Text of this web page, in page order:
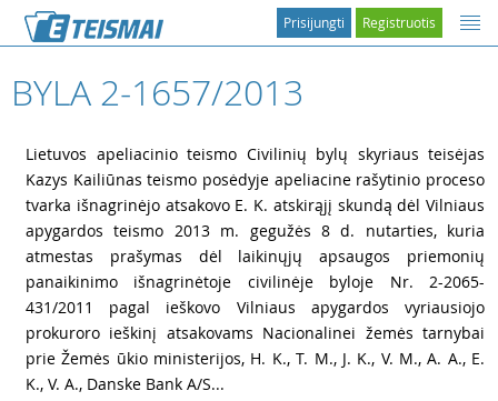
Registruotis
Prisijungti
BYLA 2-1657/2013
Lietuvos apeliacinio teismo Civilinių bylų skyriaus teisėjas
Kazys Kailiūnas teismo posėdyje apeliacine rašytinio proceso
tvarka išnagrinėjo atsakovo E. K. atskirąjį skundą dėl Vilniaus
apygardos teismo 2013 m. gegužės 8 d. nutarties, kuria
atmestas prašymas dėl laikinųjų apsaugos priemonių
panaikinimo išnagrinėtoje civilinėje byloje Nr. 2-2065-
431/2011 pagal ieškovo Vilniaus apygardos vyriausiojo
prokuroro ieškinį atsakovams Nacionalinei žemės tarnybai
prie Žemės ūkio ministerijos, H. K., T. M., J. K., V. M., A. A., E.
K., V. A., Danske Bank A/S...